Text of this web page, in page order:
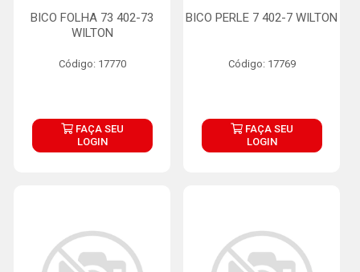
BICO FOLHA 73 402-73
WILTON
Código: 17770
FAÇA SEU
LOGIN
BICO PERLE 7 402-7 WILTON
Código: 17769
FAÇA SEU
LOGIN